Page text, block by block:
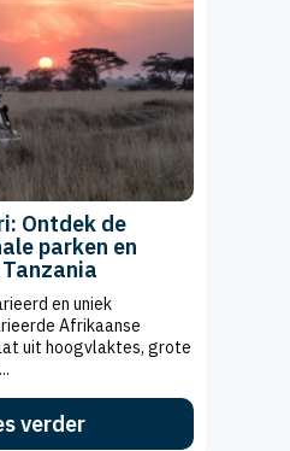
Ontdek de
parken en
en uniek
Afrikaanse
uit hoogvlaktes, grote
verder